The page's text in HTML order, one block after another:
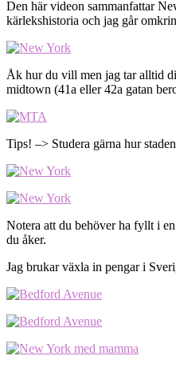
Den här videon sammanfattar
kärlekshistoria och jag går
Åk hur du vill men jag tar alltid
midtown (41a eller 42a gatan
Tips! –> Studera gärna hur
Notera att du behöver ha fyllt i en
du åker.
Jag brukar växla in pengar i